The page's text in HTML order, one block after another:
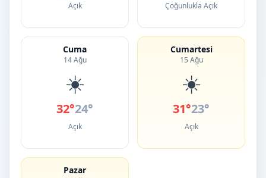
Açık Çoğunlukla Açık
Cuma
14 Ağu
☀️
32°24°
Açık
Cumartesi
15 Ağu
☀️
31°23°
Açık
Pazar